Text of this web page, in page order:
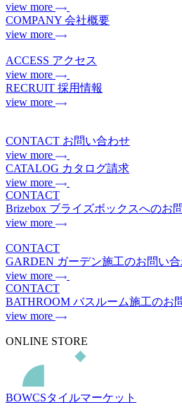
view more
COMPANY 会社概要
view more
ACCESS アクセス
view more
RECRUIT 採用情報
view more
CONTACT お問い合わせ
view more
CATALOG カタログ請求
view more
CONTACT
Brizebox ブライズボックスへのお
view more
CONTACT
GARDEN ガーデン施工のお問い
view more
CONTACT
BATHROOM バスルーム施工のお
view more
ONLINE STORE
BOWCSタイルマーケット